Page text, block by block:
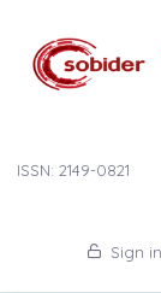
ISSN: 2149-0821
Sign in